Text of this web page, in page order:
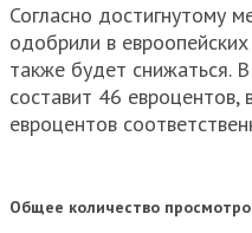
Согласно достигнутому
одобрили в
также будет снижаться.
составит 46
евроцентов
Общее количество